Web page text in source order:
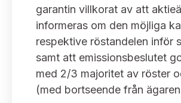
Informationsgivning
Arbetssätt och jävsfrågor
Stadgar
Framställningar och konsultation
Uttalanden sorterade efter
Samtliga uttalanden sorterade årsvis
Takeover-regler för reglerade
handelsplattformar
AKTUELLT
Nyheter och pressmeddelanden
Prenumerera
KONTAKT
Kontakt angående ansökningar och
garantin villkorat av att
informeras om den möjliga
respektive röstandelen inför
samt att emissionsbeslutet
med 2/3 majoritet av röster
(med bortseende från